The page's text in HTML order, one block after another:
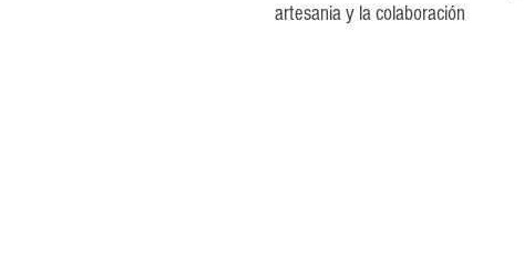
artesania y la colaboración